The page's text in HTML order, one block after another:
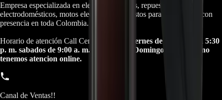
Empresa especializada en electrodomésticos, repuestos de
electrodomésticos, motos electricas y repuestos para las mismas, con
presencia en toda Colombia.
Horario de atención Call Center:
lunes a viernes de 8:30 a. m. a 5:30
p. m. sabados de 9:00 a. m. a 1:00 p. m. Domingos y festivos no
tenemos atencion online.
Canal de Ventas!!